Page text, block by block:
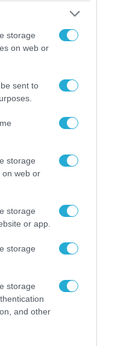
storage
on web or
sent to
storage
on web or
storage
or app.
storage
storage
and other
τον
στην
χώρους